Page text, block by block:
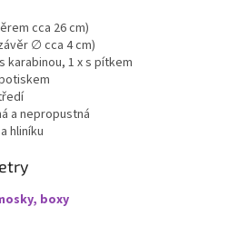
cca 26 cm)
∅ cca 4 cm)
karabinou, 1 x s pítkem
a nepropustná
hliníku
boxy